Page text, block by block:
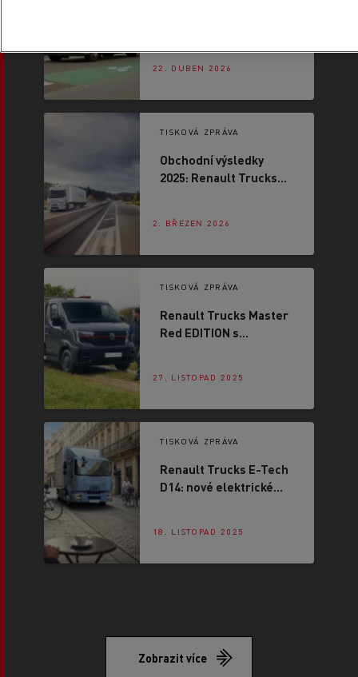
22. DUBEN 2026
TISKOVÁ ZPRÁVA
Obchodní výsledky
2025: Renault Trucks
2. BŘEZEN 2026
TISKOVÁ ZPRÁVA
Renault Trucks Master
Red EDITION s
27. LISTOPAD 2025
TISKOVÁ ZPRÁVA
Renault Trucks E-Tech
D14: nové elektrické
18. LISTOPAD 2025
Zobrazit více